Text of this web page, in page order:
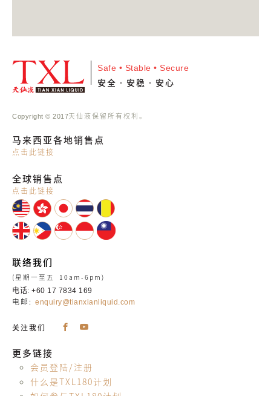
Safe • Stable • Secure
安全•安稳•安心
Copyright © 2017天仙液保留所有权利。
马来西亚各地销售点
点击此链接
全球销售点
点击此链接
联络我们
(星期一至五 10am-6pm)
电话: +60 17 7834 169
电邮: enquiry@tianxianliquid.com
关注我们
更多链接
会员登陆/注册
什么是TXL180计划